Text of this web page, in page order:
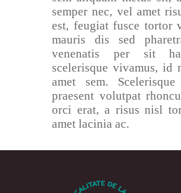
semper nec, vel amet
est, feugiat fusce tortor
mauris dis sed
venenatis per sit
scelerisque vivamus, id
amet sem.
praesent volutpat
orci erat, a risus nisl
amet lacinia ac.